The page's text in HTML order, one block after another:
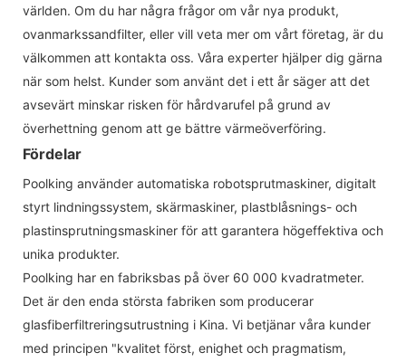
världen. Om du har några frågor om vår nya produkt,
ovanmarkssandfilter, eller vill veta mer om vårt företag, är du
välkommen att kontakta oss. Våra experter hjälper dig gärna
när som helst. Kunder som använt det i ett år säger att det
avsevärt minskar risken för hårdvarufel på grund av
överhettning genom att ge bättre värmeöverföring.
Fördelar
Poolking använder automatiska robotsprutmaskiner, digitalt
styrt lindningssystem, skärmaskiner, plastblåsnings- och
plastinsprutningsmaskiner för att garantera högeffektiva och
unika produkter.
Poolking har en fabriksbas på över 60 000 kvadratmeter.
Det är den enda största fabriken som producerar
glasfiberfiltreringsutrustning i Kina. Vi betjänar våra kunder
med principen "kvalitet först, enighet och pragmatism,